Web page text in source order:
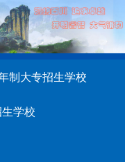
制大专招生学校
学校